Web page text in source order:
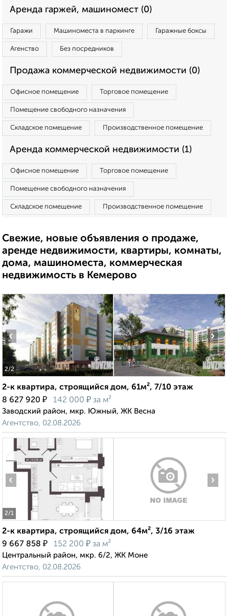
Аренда гаржей, машиномест (0)
Гаражи Машиноместа в паркинге Гаражные боксы
Агенство Без посредников
Продажа коммерческой недвижимости (0)
Офисное помещение Торговое помещение
Помещение свободного назначения
Складское помещение Производственное помещение
Аренда коммерческой недвижимости (1)
Офисное помещение Торговое помещение
Помещение свободного назначения
Складское помещение Производственное помещение
Свежие, новые объявления о продаже,
аренде недвижимости, квартиры, комнаты,
дома, машиноместа, коммерческая
недвижимость в Кемерово
2/2
‹ ›
2-к квартира, строящийся дом, 61м², 7/10 этаж
8 627 920 ₽ 142 000 ₽ за м²
Заводский район, мкр. Южный, ЖК Весна
Агентство, 02.08.2026
2/1
‹ ›
2-к квартира, строящийся дом, 64м², 3/16 этаж
9 667 858 ₽ 152 200 ₽ за м²
Центральный район, мкр. 6/2, ЖК Моне
Агентство, 02.08.2026